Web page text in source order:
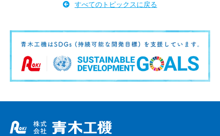
すべてのトピックスに戻る